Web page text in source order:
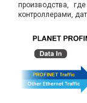
производства,
контроллерами,